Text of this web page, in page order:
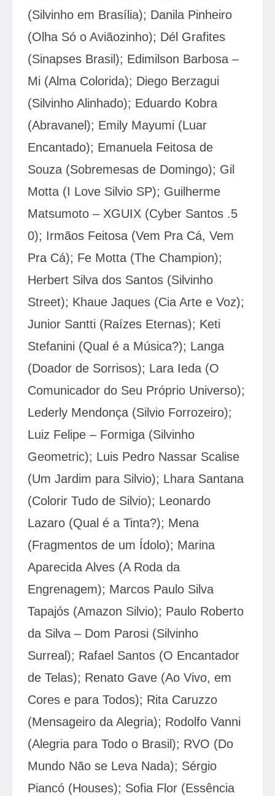
(Silvinho em Brasília); Danila Pinheiro
(Olha Só o Aviãozinho); Dél Grafites
(Sinapses Brasil); Edimilson Barbosa –
Mi (Alma Colorida); Diego Berzagui
(Silvinho Alinhado); Eduardo Kobra
(Abravanel); Emily Mayumi (Luar
Encantado); Emanuela Feitosa de
Souza (Sobremesas de Domingo); Gil
Motta (I Love Silvio SP); Guilherme
Matsumoto – XGUIX (Cyber Santos .5
0); Irmãos Feitosa (Vem Pra Cá, Vem
Pra Cá); Fe Motta (The Champion);
Herbert Silva dos Santos (Silvinho
Street); Khaue Jaques (Cia Arte e Voz);
Junior Santti (Raízes Eternas); Keti
Stefanini (Qual é a Música?); Langa
(Doador de Sorrisos); Lara Ieda (O
Comunicador do Seu Próprio Universo);
Lederly Mendonça (Silvio Forrozeiro);
Luiz Felipe – Formiga (Silvinho
Geometric); Luis Pedro Nassar Scalise
(Um Jardim para Silvio); Lhara Santana
(Colorir Tudo de Silvio); Leonardo
Lazaro (Qual é a Tinta?); Mena
(Fragmentos de um Ídolo); Marina
Aparecida Alves (A Roda da
Engrenagem); Marcos Paulo Silva
Tapajós (Amazon Silvio); Paulo Roberto
da Silva – Dom Parosi (Silvinho
Surreal); Rafael Santos (O Encantador
de Telas); Renato Gave (Ao Vivo, em
Cores e para Todos); Rita Caruzzo
(Mensageiro da Alegria); Rodolfo Vanni
(Alegria para Todo o Brasil); RVO (Do
Mundo Não se Leva Nada); Sérgio
Piancó (Houses); Sofia Flor (Essência